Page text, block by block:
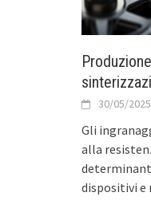
30/05/2025
Gli
alla
dispositivi e